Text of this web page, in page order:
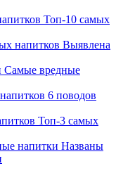
Топ-10 самых
Выявлена
Самые вредные
6 поводов
Топ-3 самых
Названы